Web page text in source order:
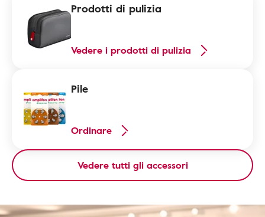
Prodotti di pulizia
Vedere i prodotti di pulizia
Pile
Ordinare
Vedere tutti gli accessori